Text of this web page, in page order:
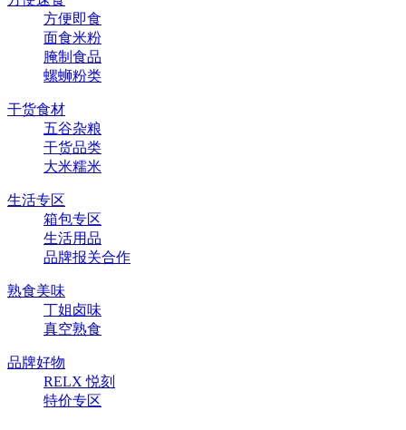
方便即食
面食米粉
腌制食品
螺蛳粉类
干货食材
五谷杂粮
干货品类
大米糯米
生活专区
箱包专区
生活用品
品牌报关合作
熟食美味
丁姐卤味
真空熟食
品牌好物
RELX 悦刻
特价专区